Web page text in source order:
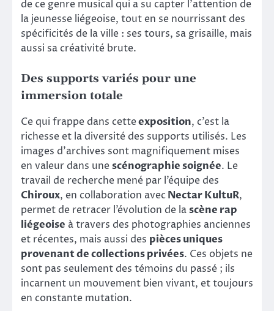
de ce genre musical qui a su capter l’attention de
la jeunesse liégeoise, tout en se nourrissant des
spécificités de la ville : ses tours, sa grisaille, mais
aussi sa créativité brute.
Des supports variés pour une
immersion totale
Ce qui frappe dans cetteexposition, c’est la
richesse et la diversité des supports utilisés. Les
images d’archives sont magnifiquement mises
en valeur dans unescénographie soignée. Le
travail de recherche mené par l’équipe des
Chiroux, en collaboration avecNectar KultuR,
permet de retracer l’évolution de lascène rap
liégeoise à travers des photographies anciennes
et récentes, mais aussi des pièces uniques
provenant de collections privées. Ces objets ne
sont pas seulement des témoins du passé ; ils
incarnent un mouvement bien vivant, et toujours
en constante mutation.